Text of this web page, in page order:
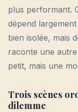
plus performant.
dépend largement
bien isolée, mais
raconte une
petit, mais une
Trois scènes
dilemme